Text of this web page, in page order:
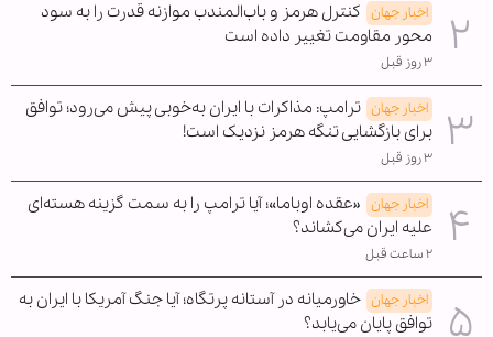
اخبار جهان کنترل هرمز و باب‌المندب موازنه قدرت را به سود
محور مقاومت تغییر داده است
۳ روز قبل
اخبار جهان ترامپ: مذاکرات با ایران به‌خوبی پیش می‌رود؛ توافق
برای بازگشایی تنگه هرمز نزدیک است!
۳ روز قبل
اخبار جهان «عقده اوباما»؛ آیا ترامپ را به سمت گزینه هسته‌ای
علیه ایران می‌کشاند؟
۲ ساعت قبل
اخبار جهان خاورمیانه در آستانه پرتگاه؛ آیا جنگ آمریکا با ایران به
توافق پایان می‌یابد؟